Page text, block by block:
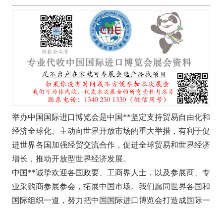
举办中国国际进口博览会是中国**坚定支持贸易自由化和
经济全球化、主动向世界开放市场的重大举措，有利于促
进世界各国加强经贸交流合作，促进全球贸易和世界经济
增长，推动开放型世界经济发展。
中国**诚挚欢迎各国政要、工商界人士，以及参展商、专
业采购商参展参会，拓展中国市场。我们愿同世界各国和
国际组织一道，努力把中国国际进口博览会打造成国际一